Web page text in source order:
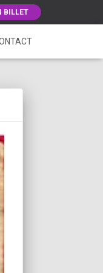
BILLET